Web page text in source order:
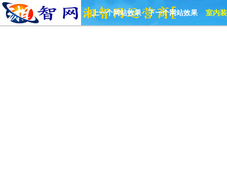
上一个网站效果 下一个网站效果 室内